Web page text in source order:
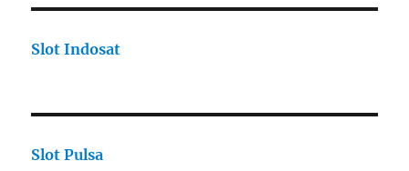
Slot Indosat
Slot Pulsa